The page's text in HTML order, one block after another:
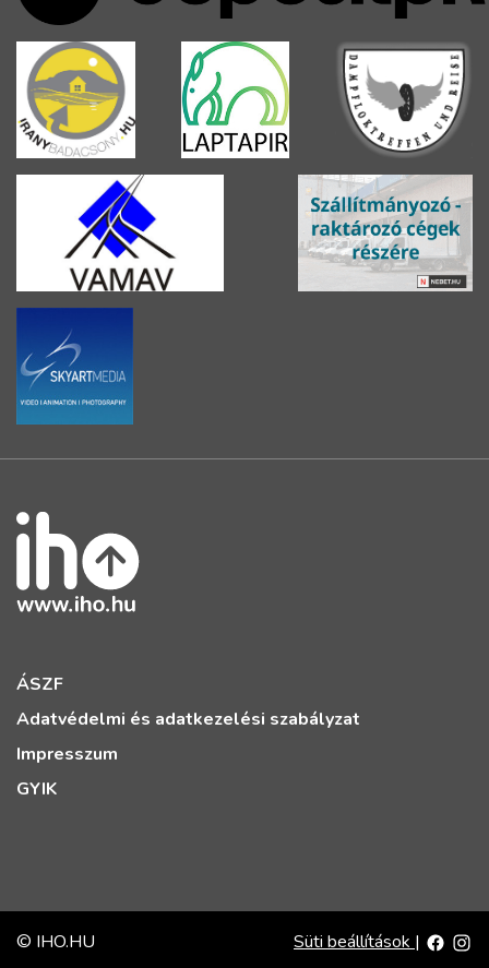
ÁSZF
Adatvédelmi és adatkezelési szabályzat
Impresszum
GYIK
© IHO.HU Süti beállítások |